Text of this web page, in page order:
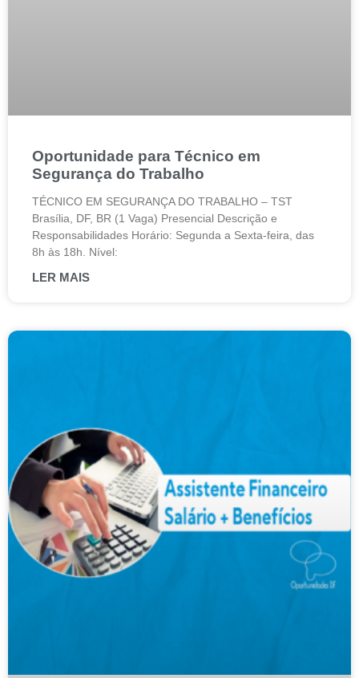
Oportunidade para Técnico em
Segurança do Trabalho
TÉCNICO EM SEGURANÇA DO TRABALHO – TST
Brasília, DF, BR (1 Vaga) Presencial Descrição e
Responsabilidades Horário: Segunda a Sexta-feira, das
8h às 18h. Nível:
LER MAIS